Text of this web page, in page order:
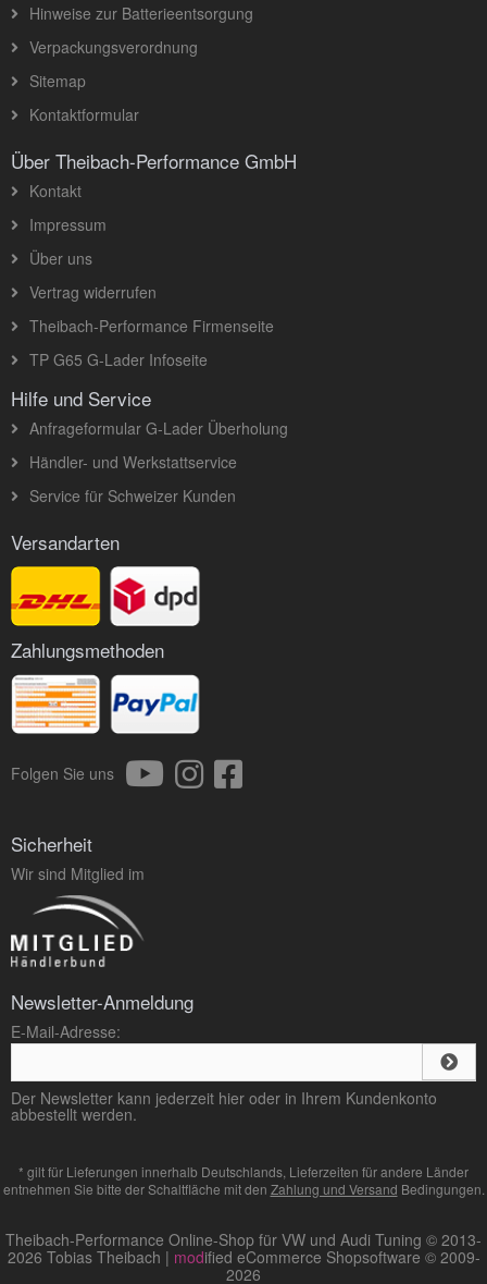
Hinweise zur Batterieentsorgung
Verpackungsverordnung
Sitemap
Kontaktformular
Über Theibach-Performance GmbH
Kontakt
Impressum
Über uns
Vertrag widerrufen
Theibach-Performance Firmenseite
TP G65 G-Lader Infoseite
Hilfe und Service
Anfrageformular G-Lader Überholung
Händler- und Werkstattservice
Service für Schweizer Kunden
Versandarten
Zahlungsmethoden
Folgen Sie uns
Sicherheit
Wir sind Mitglied im
Newsletter-Anmeldung
E-Mail-Adresse:
Der Newsletter kann jederzeit hier oder in Ihrem Kundenkonto
abbestellt werden.
* gilt für Lieferungen innerhalb Deutschlands, Lieferzeiten für andere Länder
entnehmen Sie bitte der Schaltfläche mit den Zahlung und Versand Bedingungen.
Theibach-Performance Online-Shop für VW und Audi Tuning © 2013-
2026 Tobias Theibach | modified eCommerce Shopsoftware © 2009-
2026